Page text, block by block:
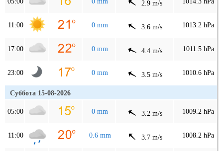
2.9 m/s
11:00 0 mm 3.6 m/s 1013.2 hPa
17:00 0 mm 4.4 m/s 1011.5 hPa
23:00 0 mm 3.5 m/s 1010.6 hPa
Суббота 15-08-2026
05:00 0 mm 3.2 m/s 1009.2 hPa
11:00 0.6 mm 3.7 m/s 1008.2 hPa